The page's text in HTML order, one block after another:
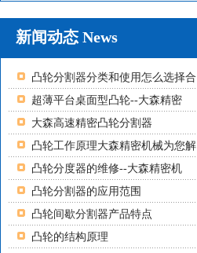
新闻动态 News
凸轮分割器分类和使用怎么选择合
超薄平台桌面型凸轮--大森精密
大森高速精密凸轮分割器
凸轮工作原理大森精密机械为您解
凸轮分度器的维修--大森精密机
凸轮分割器的应用范围
凸轮间歇分割器产品特点
凸轮的结构原理